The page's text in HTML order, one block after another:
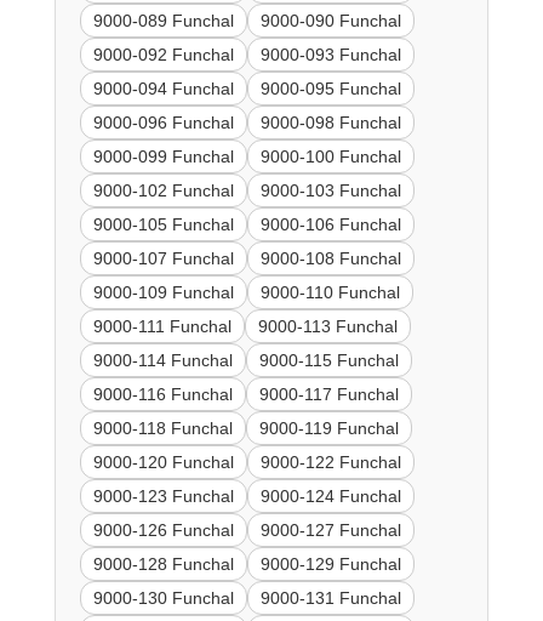
9000-089 Funchal
9000-090 Funchal
9000-092 Funchal
9000-093 Funchal
9000-094 Funchal
9000-095 Funchal
9000-096 Funchal
9000-098 Funchal
9000-099 Funchal
9000-100 Funchal
9000-102 Funchal
9000-103 Funchal
9000-105 Funchal
9000-106 Funchal
9000-107 Funchal
9000-108 Funchal
9000-109 Funchal
9000-110 Funchal
9000-111 Funchal
9000-113 Funchal
9000-114 Funchal
9000-115 Funchal
9000-116 Funchal
9000-117 Funchal
9000-118 Funchal
9000-119 Funchal
9000-120 Funchal
9000-122 Funchal
9000-123 Funchal
9000-124 Funchal
9000-126 Funchal
9000-127 Funchal
9000-128 Funchal
9000-129 Funchal
9000-130 Funchal
9000-131 Funchal